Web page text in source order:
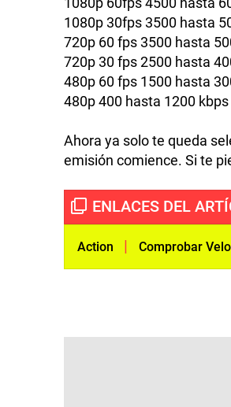
1080p 30fps 3500 hasta
720p 60 fps 3500 hasta
720p 30 fps 2500 hasta
480p 60 fps 1500 hasta
480p 400 hasta 1200 kbps
Ahora ya solo te queda
emisión comience. Si te
Action | Comprobar